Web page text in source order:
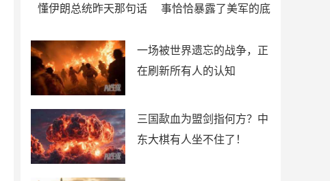
懂伊朗总统昨天那句话
事恰恰暴露了美军的底
一场被世界遗忘的战争，正
在刷新所有人的认知
三国歃血为盟剑指何方？中
东大棋有人坐不住了！